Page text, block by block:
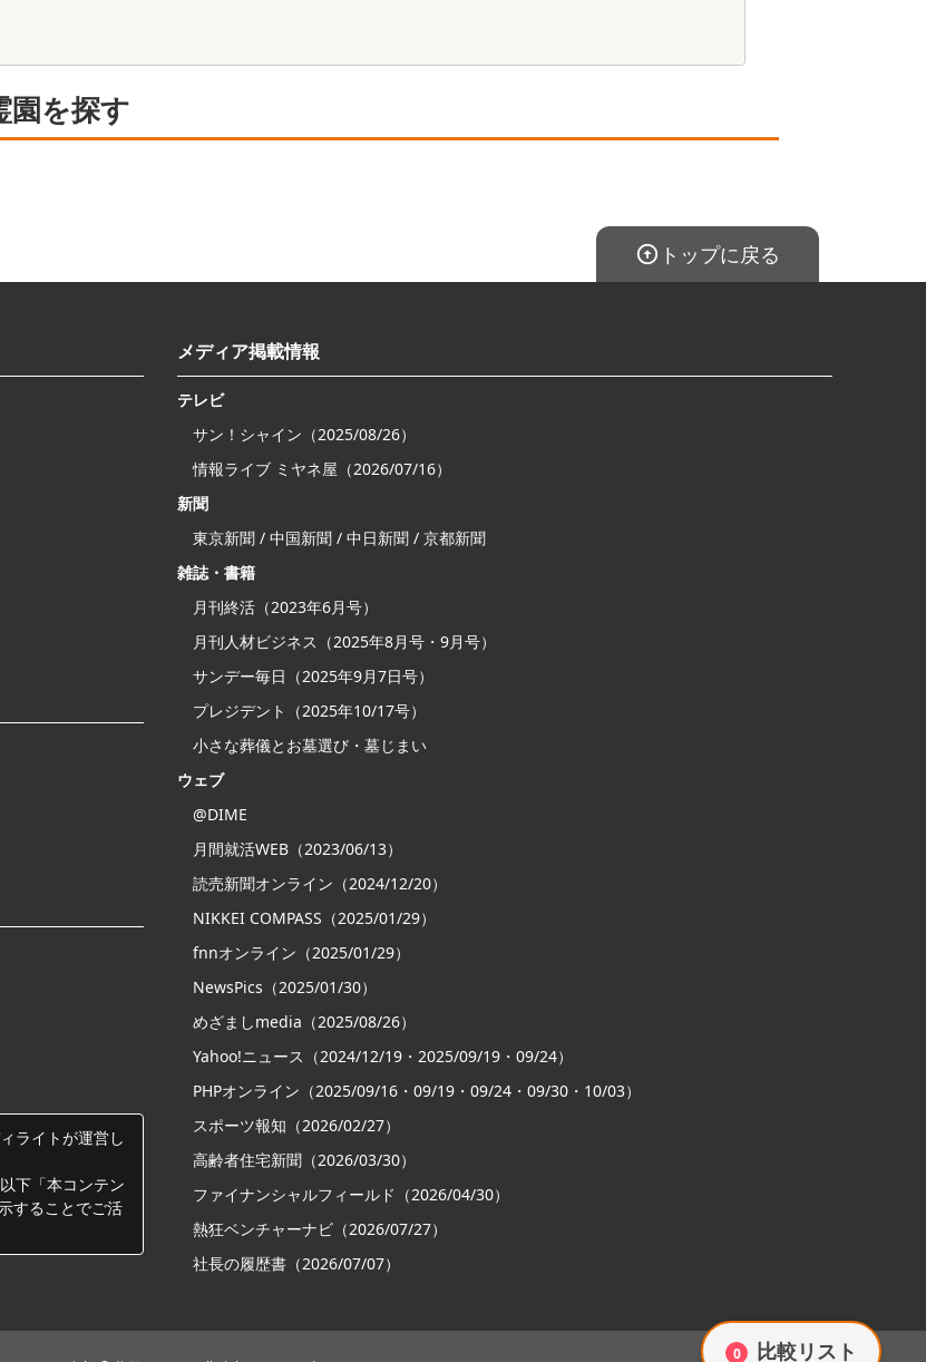
園を探す
トップに戻る
ライトが運営し
下「本コンテン
することでご活
メディア掲載情報
テレビ
サン！シャイン（2025/08/26）
情報ライブ ミヤネ屋（2026/07/16）
新聞
東京新聞 / 中国新聞 / 中日新聞 / 京都新聞
雑誌・書籍
月刊終活（2023年6月号）
月刊人材ビジネス（2025年8月号・9月号）
サンデー毎日（2025年9月7日号）
プレジデント（2025年10/17号）
小さな葬儀とお墓選び・墓じまい
ウェブ
@DIME
月間就活WEB（2023/06/13）
読売新聞オンライン（2024/12/20）
NIKKEI COMPASS（2025/01/29）
fnnオンライン（2025/01/29）
NewsPics（2025/01/30）
めざましmedia（2025/08/26）
Yahoo!ニュース（2024/12/19・2025/09/19・09/24）
PHPオンライン（2025/09/16・09/19・09/24・09/30・10/03）
スポーツ報知（2026/02/27）
高齢者住宅新聞（2026/03/30）
ファイナンシャルフィールド（2026/04/30）
熱狂ベンチャーナビ（2026/07/27）
社長の履歴書（2026/07/07）
0 比較リスト